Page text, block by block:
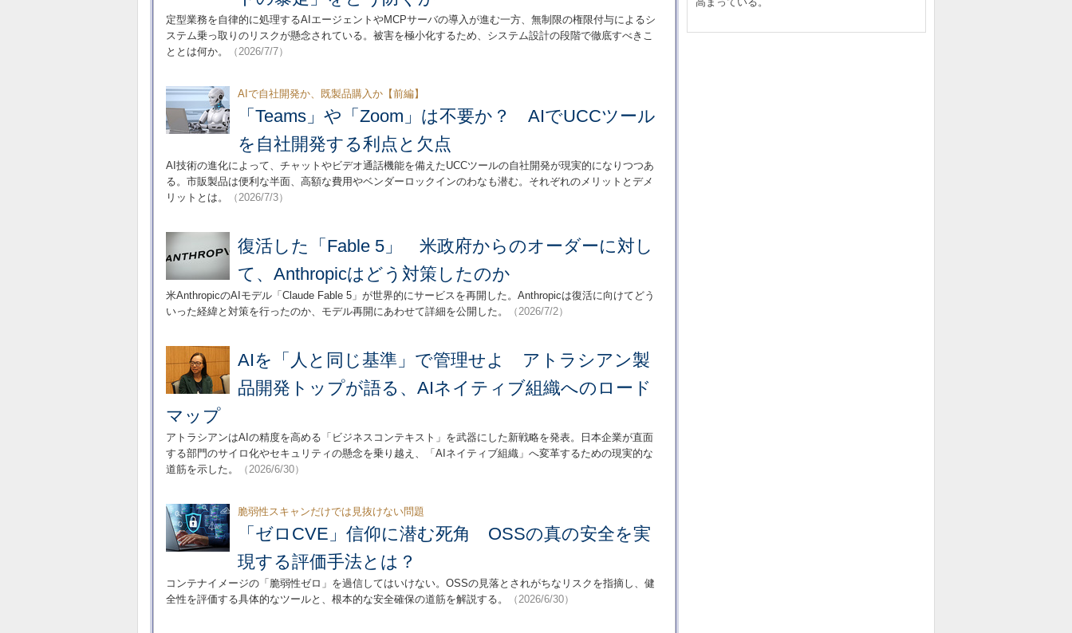
定型業務を自律的に処理するAIエージェントやMCPサーバの導入が進む一方、無制限の権限付与によるシ
ステム乗っ取りのリスクが懸念されている。被害を極小化するため、システム設計の段階で徹底すべきこ
ととは何か。
（2026/7/7）
AIで自社開発か、既製品購入か【前編】
「Teams」や「Zoom」は不要か？ AIでUCCツール
を自社開発する利点と欠点
AI技術の進化によって、チャットやビデオ通話機能を備えたUCCツールの自社開発が現実的になりつつあ
る。市販製品は便利な半面、高額な費用やベンダーロックインのわなも潜む。それぞれのメリットとデメ
リットとは。
（2026/7/3）
復活した「Fable 5」 米政府からのオーダーに対し
て、Anthropicはどう対策したのか
米AnthropicのAIモデル「Claude Fable 5」が世界的にサービスを再開した。Anthropicは復活に向けてどう
いった経緯と対策を行ったのか、モデル再開にあわせて詳細を公開した。
（2026/7/2）
AIを「人と同じ基準」で管理せよ アトラシアン製
品開発トップが語る、AIネイティブ組織へのロード
マップ
アトラシアンはAIの精度を高める「ビジネスコンテキスト」を武器にした新戦略を発表。日本企業が直面
する部門のサイロ化やセキュリティの懸念を乗り越え、「AIネイティブ組織」へ変革するための現実的な
道筋を示した。
（2026/6/30）
脆弱性スキャンだけでは見抜けない問題
「ゼロCVE」信仰に潜む死角 OSSの真の安全を実
現する評価手法とは？
コンテナイメージの「脆弱性ゼロ」を過信してはいけない。OSSの見落とされがちなリスクを指摘し、健
全性を評価する具体的なツールと、根本的な安全確保の道筋を解説する。
（2026/6/30）